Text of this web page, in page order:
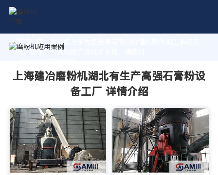
作为专业的 上海建冶磨粉机湖北有生产高强石膏粉设备工厂
制造厂家，我们致力于为您量身定制高价值的粉体加工系统方
案。获取厂家直销报价及技术支持，请拨打：
上海建冶磨粉机湖北有生产高强石膏粉设
备工厂 详情介绍